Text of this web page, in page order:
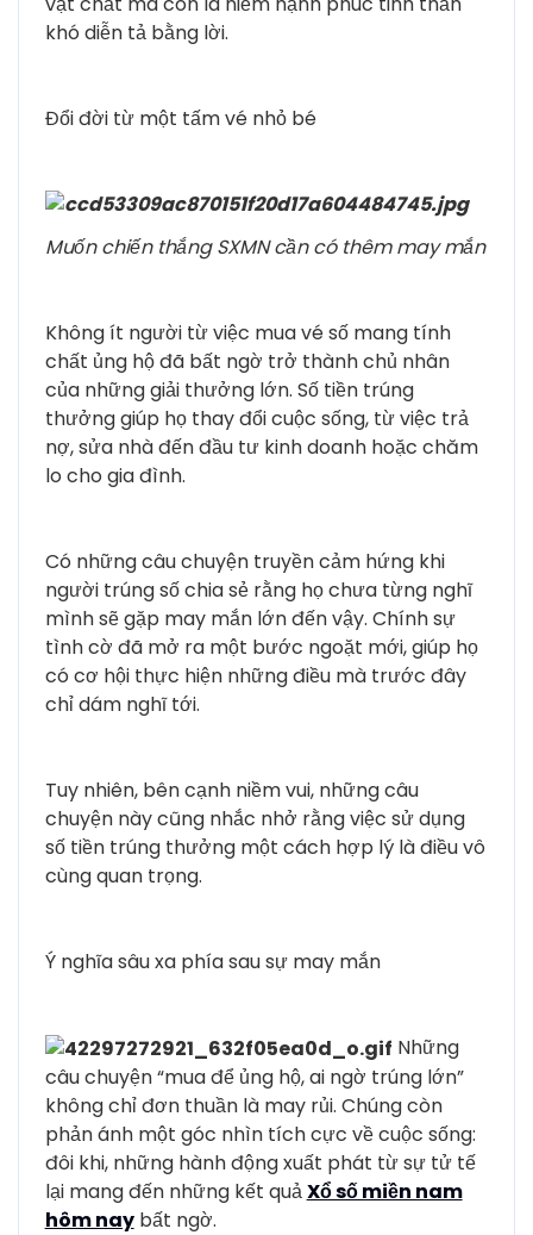
khó diễn tả bằng lời.
Đổi đời từ một tấm vé nhỏ bé
Muốn chiến thắng SXMN cần có thêm may mắn
Không ít người từ việc mua vé số mang tính
chất ủng hộ đã bất ngờ trở thành chủ nhân
của những giải thưởng lớn. Số tiền trúng
thưởng giúp họ thay đổi cuộc sống, từ việc trả
nợ, sửa nhà đến đầu tư kinh doanh hoặc chăm
lo cho gia đình.
Có những câu chuyện truyền cảm hứng khi
người trúng số chia sẻ rằng họ chưa từng nghĩ
mình sẽ gặp may mắn lớn đến vậy. Chính sự
tình cờ đã mở ra một bước ngoặt mới, giúp họ
có cơ hội thực hiện những điều mà trước đây
chỉ dám nghĩ tới.
Tuy nhiên, bên cạnh niềm vui, những câu
chuyện này cũng nhắc nhở rằng việc sử dụng
số tiền trúng thưởng một cách hợp lý là điều vô
cùng quan trọng.
Ý nghĩa sâu xa phía sau sự may mắn
Những
câu chuyện “mua để ủng hộ, ai ngờ trúng lớn”
không chỉ đơn thuần là may rủi. Chúng còn
phản ánh một góc nhìn tích cực về cuộc sống:
đôi khi, những hành động xuất phát từ sự tử tế
lại mang đến những kết quảXổ số miền nam
hôm naybất ngờ.